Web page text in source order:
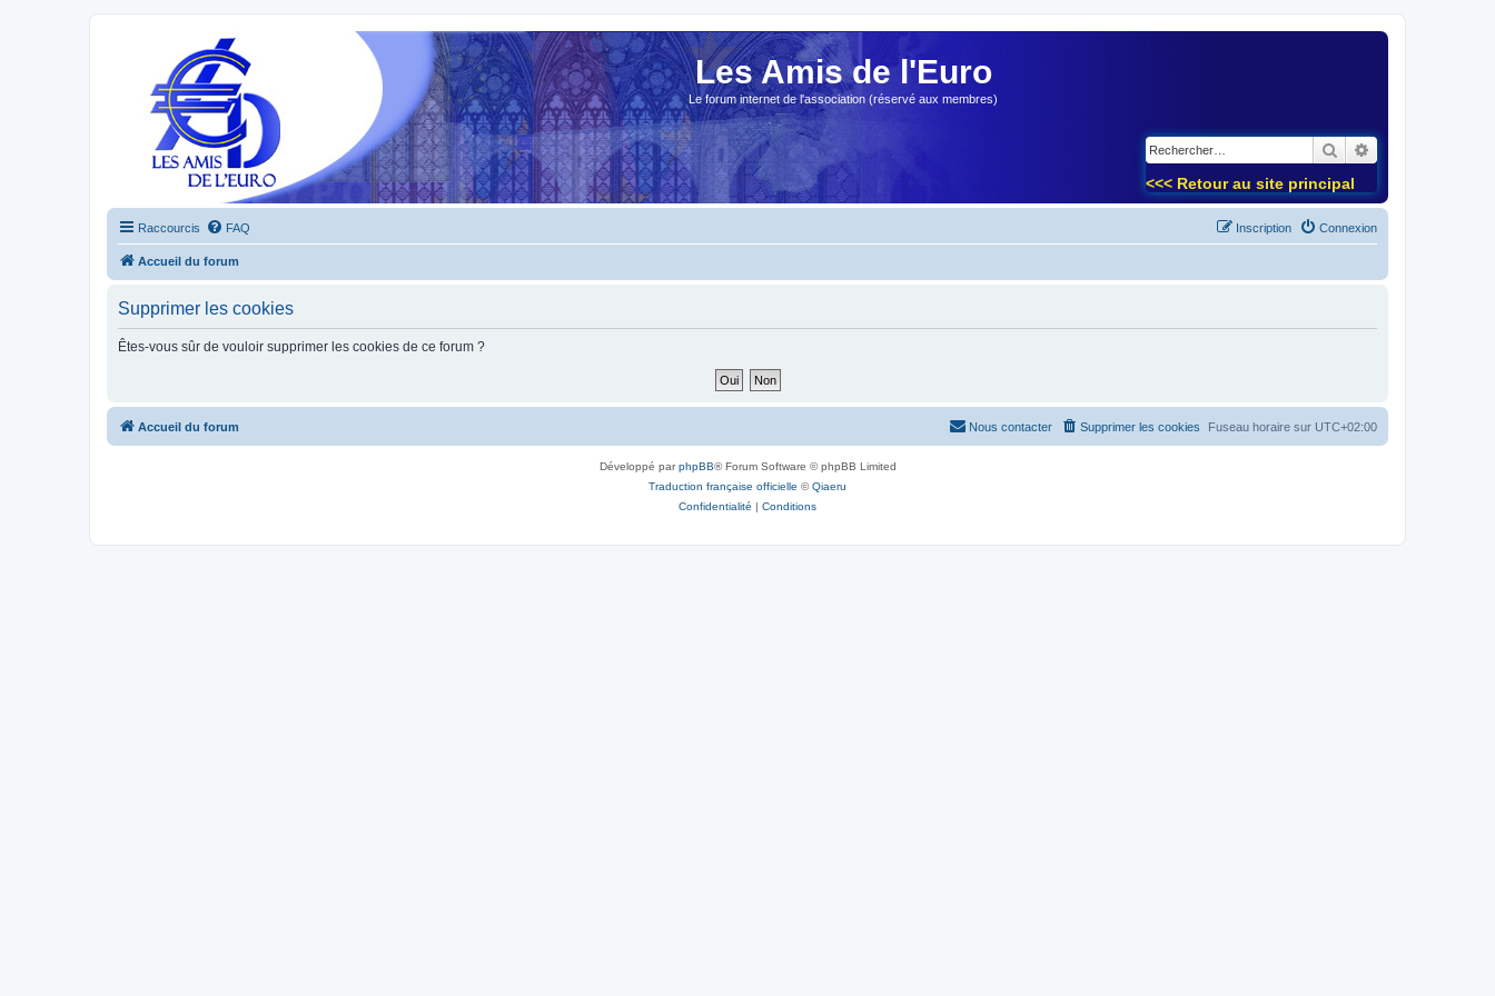
Les Amis de l'Euro
Le forum internet de l'association (réservé aux membres)
Rechercher
<<< Retour au site principal
Raccourcis FAQ Connexion
Inscription
Accueil du forum
Supprimer les cookies
Êtes-vous sûr de vouloir supprimer les cookies de ce forum ?
Accueil du forum Fuseau horaire sur UTC+02:00
Supprimer les cookies
Nous contacter
Développé parphpBB® Forum Software © phpBB Limited
Traduction française officielle ©Qiaeru
Confidentialité | Conditions